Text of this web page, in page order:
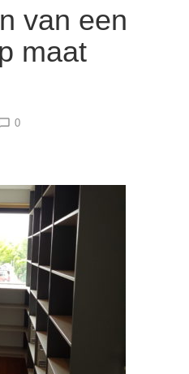
van een
maat
chat_bubble_outline 0